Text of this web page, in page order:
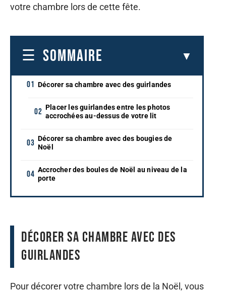
votre chambre lors de cette fête.
SOMMAIRE
Décorer sa chambre avec des guirlandes
Placer les guirlandes entre les photos
accrochées au-dessus de votre lit
Décorer sa chambre avec des bougies de
Noël
Accrocher des boules de Noël au niveau de la
porte
Décorer sa chambre avec des
guirlandes
Pour décorer votre chambre lors de la Noël, vous